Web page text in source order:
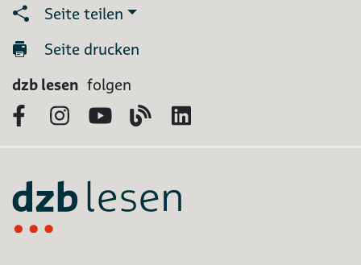
Seite teilen
Seite drucken
dzb lesen folgen
FacebookInstagram
YouTubeBlog